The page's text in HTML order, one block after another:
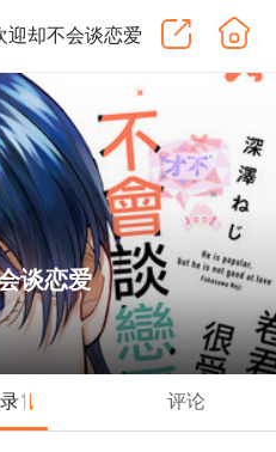
迎却不会谈恋爱
谈恋爱
评论